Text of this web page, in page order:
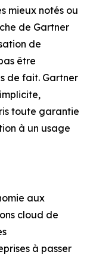
mieux notés ou
de Gartner
de
être
de fait. Gartner
toute garantie
à un usage
aux
cloud de
à passer